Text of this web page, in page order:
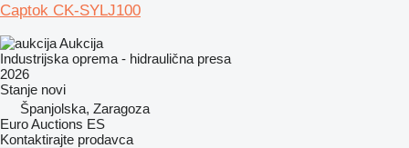
Captok CK-SYLJ100
Aukcija
Industrijska oprema - hidraulična presa
2026
Stanje novi
Španjolska, Zaragoza
Euro Auctions ES
Kontaktirajte prodavca